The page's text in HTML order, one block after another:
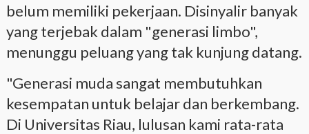
belum memiliki pekerjaan. Disinyalir banyak
yang terjebak dalam "generasi limbo",
menunggu peluang yang tak kunjung datang.
"Generasi muda sangat membutuhkan
kesempatan untuk belajar dan berkembang.
Di Universitas Riau, lulusan kami rata-rata